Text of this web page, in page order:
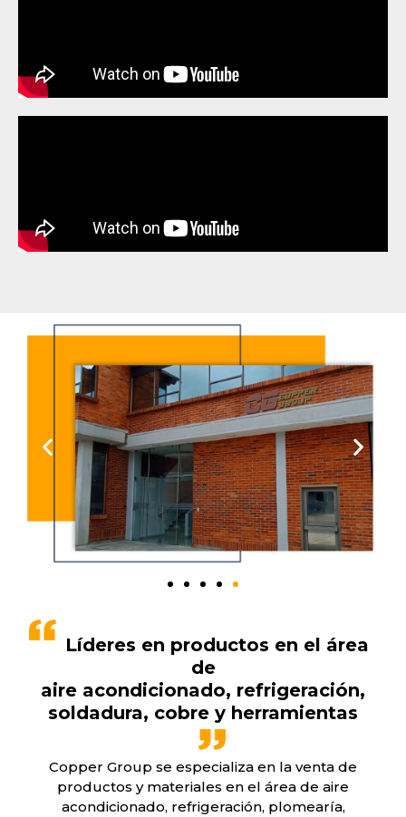
Líderes en productos en el área
de
aire acondicionado, refrigeración,
soldadura, cobre y herramientas
Copper Group se especializa en la venta de
productos y materiales en el área de aire
acondicionado, refrigeración, plomearía,